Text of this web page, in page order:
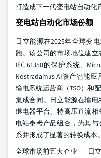
打造成下一代变电站自动化
变电站自动化市场份额
日立能源在2025年全球变
跑。该公司的市场地位建
IEC 61850的保护系统、
Nostradamus AI资产智能
输电系统运营商（TSO）和
集成合同。日立能源在输
继电器平台、特高压直流
电站参考产品组合，为其
系并形成了显著的转换成本。
全球市场前五大企业——日